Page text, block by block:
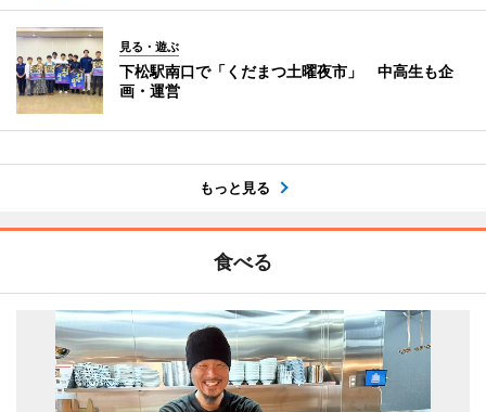
見る・遊ぶ
下松駅南口で「くだまつ土曜夜市」 中高生も企
画・運営
もっと見る
食べる